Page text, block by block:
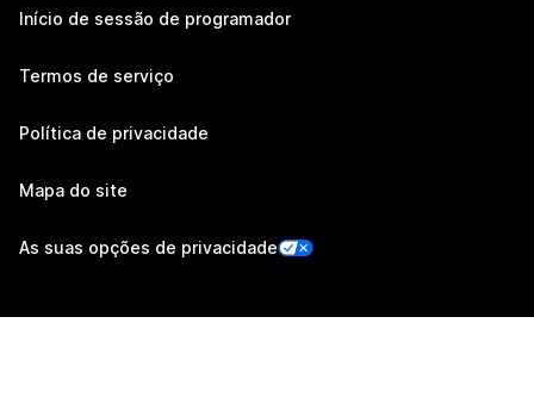
Início de sessão de programador
Termos de serviço
Política de privacidade
Mapa do site
As suas opções de privacidade